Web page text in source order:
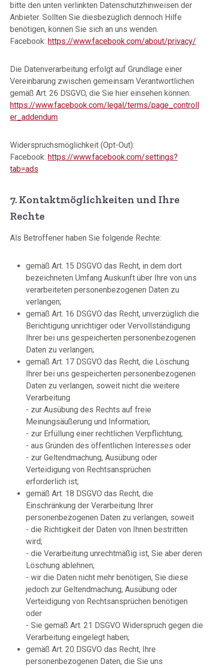
bitte den unten verlinkten Datenschutzhinweisen der
Anbieter. Sollten Sie diesbezüglich dennoch Hilfe
benötigen, können Sie sich an uns wenden.
Facebook: https://www.facebook.com/about/privacy/
Die Datenverarbeitung erfolgt auf Grundlage einer
Vereinbarung zwischen gemeinsam Verantwortlichen
gemäß Art. 26 DSGVO, die Sie hier einsehen können:
https://www.facebook.com/legal/terms/page_controll
er_addendum
Widerspruchsmöglichkeit (Opt-Out):
Facebook: https://www.facebook.com/settings?
tab=ads
7. Kontaktmöglichkeiten und Ihre
Rechte
Als Betroffener haben Sie folgende Rechte:
gemäß Art. 15 DSGVO das Recht, in dem dort
bezeichneten Umfang Auskunft über Ihre von uns
verarbeiteten personenbezogenen Daten zu
verlangen;
gemäß Art. 16 DSGVO das Recht, unverzüglich die
Berichtigung unrichtiger oder Vervollständigung
Ihrer bei uns gespeicherten personenbezogenen
Daten zu verlangen;
gemäß Art. 17 DSGVO das Recht, die Löschung
Ihrer bei uns gespeicherten personenbezogenen
Daten zu verlangen, soweit nicht die weitere
Verarbeitung
- zur Ausübung des Rechts auf freie
Meinungsäußerung und Information;
- zur Erfüllung einer rechtlichen Verpflichtung;
- aus Gründen des öffentlichen Interesses oder
- zur Geltendmachung, Ausübung oder
Verteidigung von Rechtsansprüchen
erforderlich ist;
gemäß Art. 18 DSGVO das Recht, die
Einschränkung der Verarbeitung Ihrer
personenbezogenen Daten zu verlangen, soweit
- die Richtigkeit der Daten von Ihnen bestritten
wird;
- die Verarbeitung unrechtmäßig ist, Sie aber deren
Löschung ablehnen;
- wir die Daten nicht mehr benötigen, Sie diese
jedoch zur Geltendmachung, Ausübung oder
Verteidigung von Rechtsansprüchen benötigen
oder
- Sie gemäß Art. 21 DSGVO Widerspruch gegen die
Verarbeitung eingelegt haben;
gemäß Art. 20 DSGVO das Recht, Ihre
personenbezogenen Daten, die Sie uns